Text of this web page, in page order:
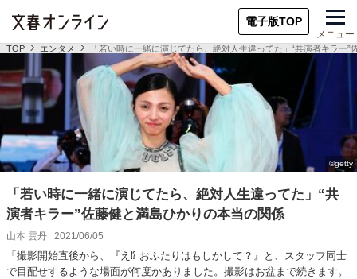
電子版TOP
メニュー
TOP エンタメ 「若い時に一緒に演じてたら、絶対人生違ってた」“共演者キラー
「若い時に一緒に演じてたら、絶対人生違ってた」“共
演者キラー”佐藤健と満島ひかりの本当の関係
山本 雲丹 2021/06/05
「撮影開始直後から、『え⁉ おふたりはもしかして？』と、スタッフ同士
で目配せするような場面が何度かありました。撮影はお盆まで続きます。